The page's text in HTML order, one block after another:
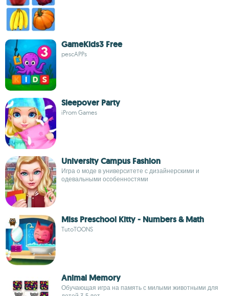
GameKids3 Free
pescAPPs
Sleepover Party
iProm Games
University Campus Fashion
Игра о моде в университете с дизайнерскими и
одевальными особенностями
Miss Preschool Kitty - Numbers & Math
TutoTOONS
Animal Memory
Обучающая игра на память с милыми животными для